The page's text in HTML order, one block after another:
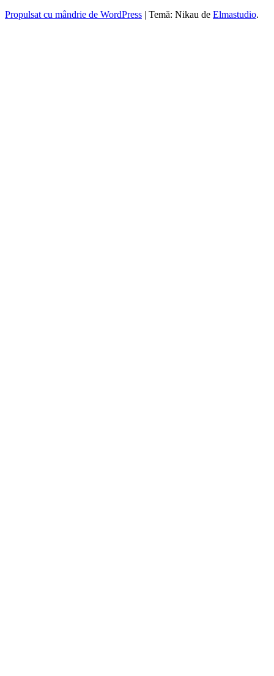
Propulsat cu mândrie de WordPress | Temă: Nikau de Elmastudio.